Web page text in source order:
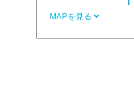
MAPを見る